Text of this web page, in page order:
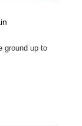
ground up to